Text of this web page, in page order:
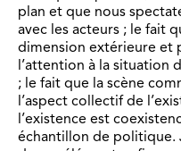
plan et que nous
avec les acteurs ; le fait
dimension extérieure et
l’attention à la situation
; le fait que la scène
l’aspect collectif de
l’existence est
échantillon de politique.